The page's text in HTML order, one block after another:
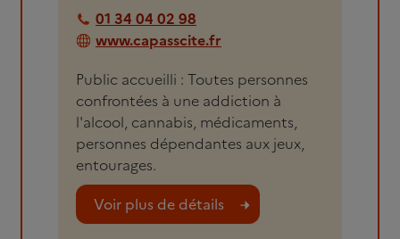
01 34 04 02 98
www.capasscite.fr
Public accueilli : Toutes personnes
confrontées à une addiction à
l'alcool, cannabis, médicaments,
personnes dépendantes aux jeux,
entourages.
Voir plus de détails